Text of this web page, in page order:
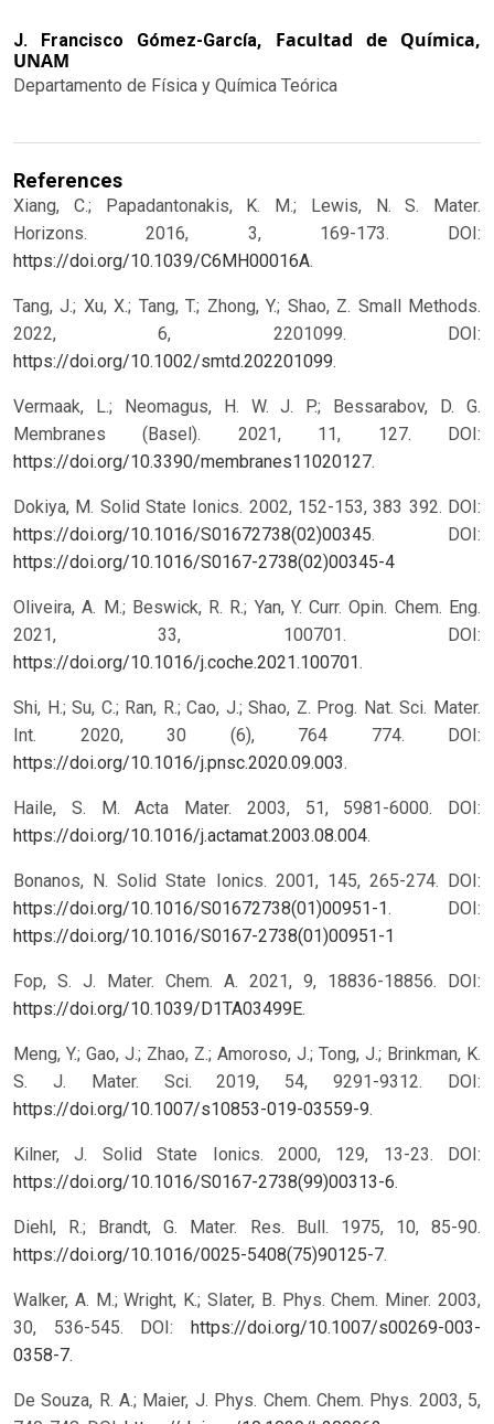
J. Francisco Gómez-García, Facultad de Química,
UNAM
Departamento de Física y Química Teórica
References
Xiang, C.; Papadantonakis, K. M.; Lewis, N. S. Mater.
Horizons. 2016, 3, 169-173. DOI:
https://doi.org/10.1039/C6MH00016A.
Tang, J.; Xu, X.; Tang, T.; Zhong, Y.; Shao, Z. Small Methods.
2022, 6, 2201099. DOI:
https://doi.org/10.1002/smtd.202201099.
Vermaak, L.; Neomagus, H. W. J. P.; Bessarabov, D. G.
Membranes (Basel). 2021, 11, 127. DOI:
https://doi.org/10.3390/membranes11020127.
Dokiya, M. Solid State Ionics. 2002, 152-153, 383 392. DOI:
https://doi.org/10.1016/S01672738(02)00345. DOI:
https://doi.org/10.1016/S0167-2738(02)00345-4
Oliveira, A. M.; Beswick, R. R.; Yan, Y. Curr. Opin. Chem. Eng.
2021, 33, 100701. DOI:
https://doi.org/10.1016/j.coche.2021.100701.
Shi, H.; Su, C.; Ran, R.; Cao, J.; Shao, Z. Prog. Nat. Sci. Mater.
Int. 2020, 30 (6), 764 774. DOI:
https://doi.org/10.1016/j.pnsc.2020.09.003.
Haile, S. M. Acta Mater. 2003, 51, 5981-6000. DOI:
https://doi.org/10.1016/j.actamat.2003.08.004.
Bonanos, N. Solid State Ionics. 2001, 145, 265-274. DOI:
https://doi.org/10.1016/S01672738(01)00951-1. DOI:
https://doi.org/10.1016/S0167-2738(01)00951-1
Fop, S. J. Mater. Chem. A. 2021, 9, 18836-18856. DOI:
https://doi.org/10.1039/D1TA03499E.
Meng, Y.; Gao, J.; Zhao, Z.; Amoroso, J.; Tong, J.; Brinkman, K.
S. J. Mater. Sci. 2019, 54, 9291-9312. DOI:
https://doi.org/10.1007/s10853-019-03559-9.
Kilner, J. Solid State Ionics. 2000, 129, 13-23. DOI:
https://doi.org/10.1016/S0167-2738(99)00313-6.
Diehl, R.; Brandt, G. Mater. Res. Bull. 1975, 10, 85-90.
https://doi.org/10.1016/0025-5408(75)90125-7.
Walker, A. M.; Wright, K.; Slater, B. Phys. Chem. Miner. 2003,
30, 536-545. DOI: https://doi.org/10.1007/s00269-003-
0358-7.
De Souza, R. A.; Maier, J. Phys. Chem. Chem. Phys. 2003, 5,